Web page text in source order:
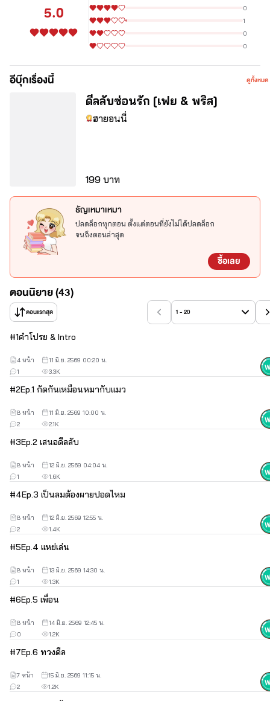
พริส พราวพริมา วณิชกุล
สวยสะอาด ปราศจากเวรกรรม เป็นคนที่ความมั่นใจในตัวเอง ดูแลตัว
เองได้แม้จะเหนื่อยแค่ไหนก็ตาม  แต่ทว่าเมื่อเพื่อนยื่นข้อเสนอแลกกับไม่
“อยากเห็นขาอ่อนขาวๆ ของฉันก็เอาเงินมาแลก”
5.0
0
1
0
0
อีบุ๊กเรื่องนี้ ดูทั้งหมด
ดีลลับซ่อนรัก [เฟย & พริส]
ฮายอนนี่
199 บาท
ธัญเหมาเหมา
ปลดล็อกทุกตอน ตั้งแต่ตอนที่ยังไม่ได้ปลดล็อก
จนถึงตอนล่าสุด
ซื้อเลย
ตอนนิยาย (43)
ตอนแรกสุด 1 - 20
#1คำโปรย & Intro
3.3K
1
4 หน้า 11 มิ.ย. 2569 00:20 น.
#2Ep.1 กัดกันเหมือนหมากับแมว
2.1K
2
8 หน้า 11 มิ.ย. 2569 10:00 น.
#3Ep.2 เสนอดีลลับ
1.6K
1
8 หน้า 12 มิ.ย. 2569 04:04 น.
#4Ep.3 เป็นลมต้องผายปอดไหม
1.4K
2
8 หน้า 12 มิ.ย. 2569 12:55 น.
#5Ep.4 แหย่เล่น
1.3K
1
8 หน้า 13 มิ.ย. 2569 14:30 น.
#6Ep.5 เพื่อน
1.2K
0
8 หน้า 14 มิ.ย. 2569 12:45 น.
#7Ep.6 ทวงดีล
1.2K
2
7 หน้า 15 มิ.ย. 2569 11:15 น.